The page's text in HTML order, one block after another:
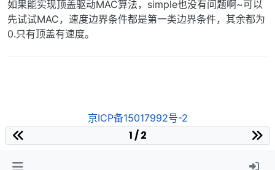
如果能实现顶盖驱动MAC算法，simple也没有问题啊~可以
先试试MAC，速度边界条件都是第一类边界条件，其余都为
0.只有顶盖有速度。
京ICP备15017992号-2
1 / 2